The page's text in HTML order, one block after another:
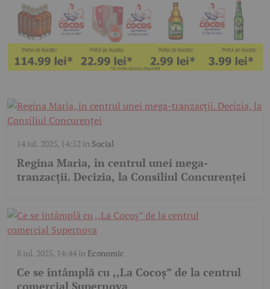
14 iul. 2025, 14:52 în Social
Regina Maria, în centrul unei mega-
tranzacții. Decizia, la Consiliul Concurenței
8 iul. 2025, 14:44în Economic
Ce se întâmplă cu ,,La Cocoș” de la centrul
comercial Supernova